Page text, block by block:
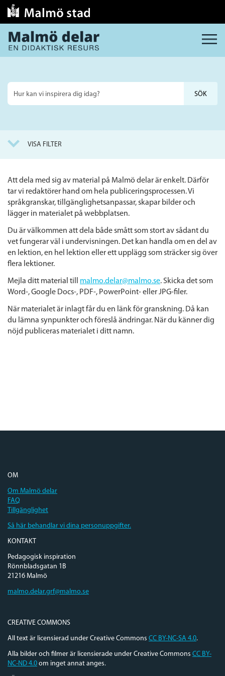
MENY
Sök
på
VISA FILTER
Att dela med sig av material på Malmö delar är enkelt. Därför
tar vi redaktörer hand om hela publiceringsprocessen. Vi
språkgranskar, tillgänglighetsanpassar, skapar bilder och
lägger in materialet på webbplatsen.
Du är välkommen att dela både smått som stort av sådant du
vet fungerar väl i undervisningen. Det kan handla om en del av
en lektion, en hel lektion eller ett upplägg som sträcker sig över
flera lektioner.
Mejla ditt material till malmo.delar@malmo.se. Skicka det som
Word-, Google Docs-, PDF-, PowerPoint- eller JPG-filer.
När materialet är inlagt får du en länk för granskning. Då kan
du lämna synpunkter och föreslå ändringar. När du känner dig
nöjd publiceras materialet i ditt namn.
OM
Om Malmö delar
FAQ
Tillgänglighet
Så här behandlar vi dina personuppgifter.
KONTAKT
Pedagogisk inspiration
Rönnbladsgatan 1B
21216 Malmö
malmo.delar.grf@malmo.se
CREATIVE COMMONS
All text är licensierad under Creative Commons CC BY-NC-SA 4.0.
Alla bilder och filmer är licensierade under Creative Commons CC BY-
NC-ND 4.0 om inget annat anges.